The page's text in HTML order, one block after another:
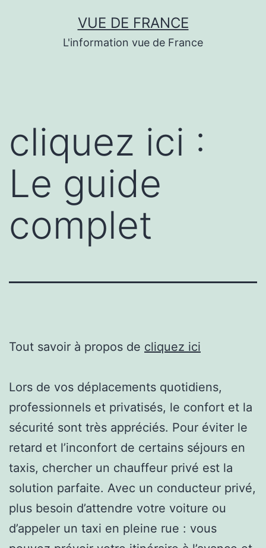
VUE DE FRANCE
L'information vue de France
cliquez ici :
Le guide
complet
Tout savoir à propos de cliquez ici
Lors de vos déplacements quotidiens,
professionnels et privatisés, le confort et la
sécurité sont très appréciés. Pour éviter le
retard et l’inconfort de certains séjours en
taxis, chercher un chauffeur privé est la
solution parfaite. Avec un conducteur privé,
plus besoin d’attendre votre voiture ou
d’appeler un taxi en pleine rue : vous